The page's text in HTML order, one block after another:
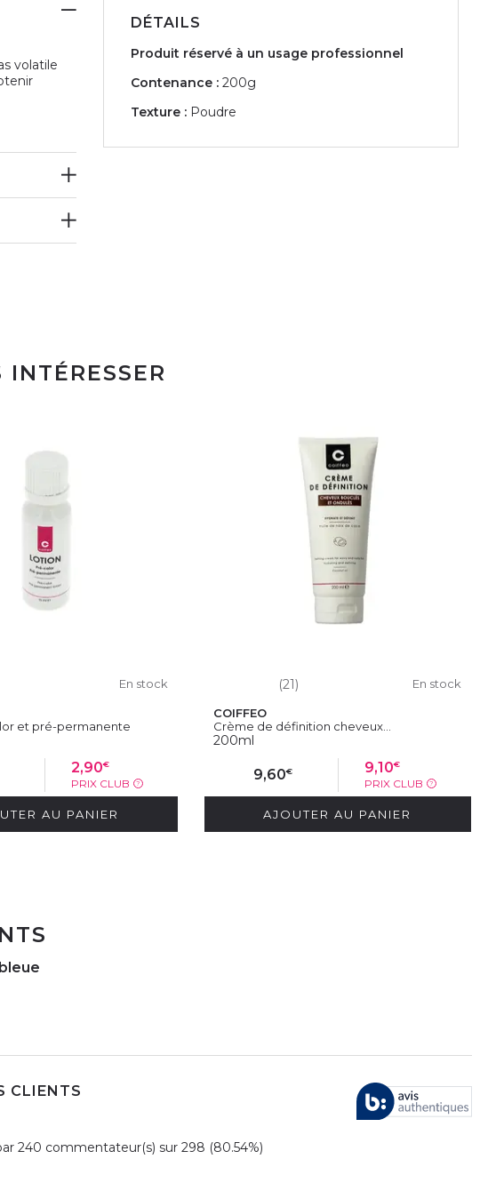
volatile
DÉTAILS
Produit réservé à un usage professionnel
Contenance : 200g
Texture : Poudre
En stock
et pré-permanente
2,90€
PRIX CLUB ?
AU PANIER
(21) En stock
COIFFEO
Crème de définition cheveux...
200ml
9,60€ 9,10€
PRIX CLUB ?
AJOUTER AU PANIER
CLIENTS
240 commentateur(s) sur 298 (80.54%)